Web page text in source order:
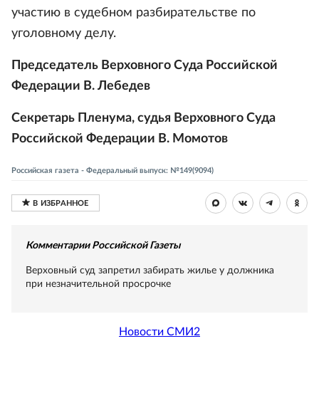
участию в судебном разбирательстве по
уголовному делу.
Председатель Верховного Суда Российской
Федерации В. Лебедев
Секретарь Пленума, судья Верховного Суда
Российской Федерации В. Момотов
Российская газета - Федеральный выпуск: №149(9094)
Комментарии Российской Газеты
Верховный суд запретил забирать жилье у должника
при незначительной просрочке
Новости СМИ2